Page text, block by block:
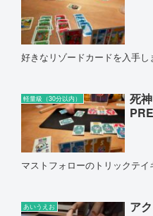
好きなリゾードカードを入手し
軽量級（30分以内）
死
マストフォローのトリックテイ
あいうえお ア